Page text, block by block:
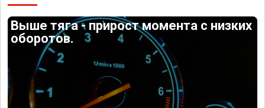
Выше тяга - прирост момента с низких
оборотов.